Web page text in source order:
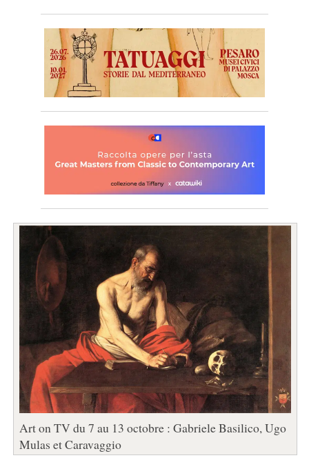
Art on TV du 7 au 13 octobre : Gabriele Basilico, Ugo
Mulas et Caravaggio